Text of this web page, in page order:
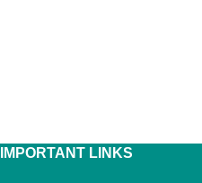
IMPORTANT LINKS